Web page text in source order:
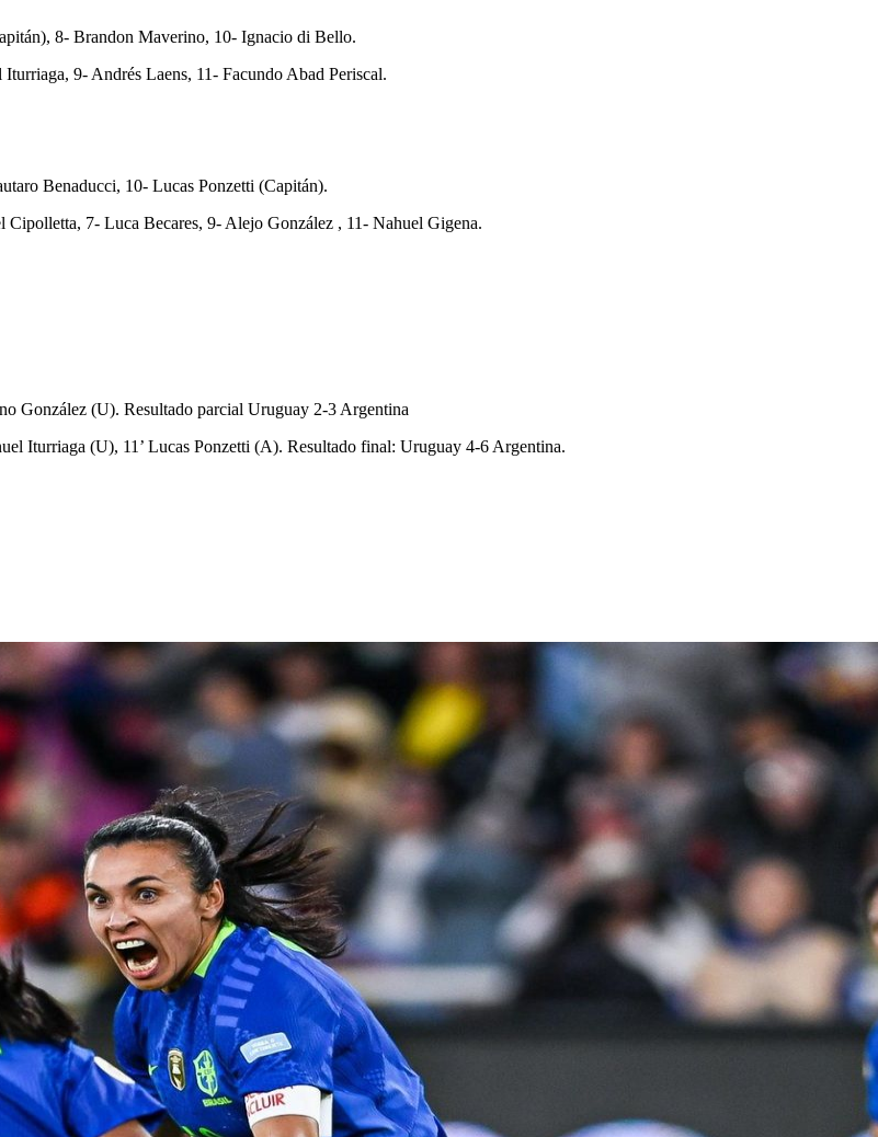
8- Brandon Maverino, 10- Ignacio di Bello.
9- Andrés Laens, 11- Facundo Abad Periscal.
Benaducci, 10- Lucas Ponzetti (Capitán).
7- Luca Becares, 9- Alejo González , 11- Nahuel Gigena.
González (U). Resultado parcial Uruguay 2-3 Argentina
Iturriaga (U), 11’ Lucas Ponzetti (A). Resultado final: Uruguay 4-6 Argentina.